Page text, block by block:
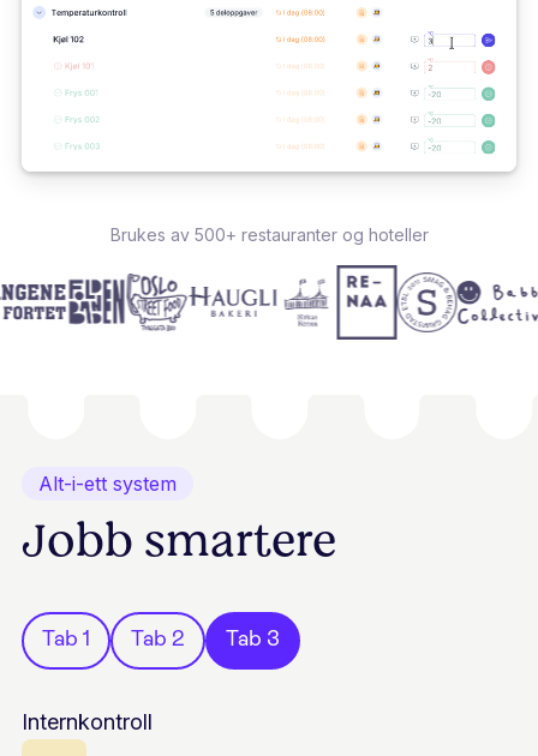
Brukes av 500+ restauranter og hoteller
Alt-i-ett system
Jobb smartere
Tab 1 Tab 2 Tab 3
Internkontroll